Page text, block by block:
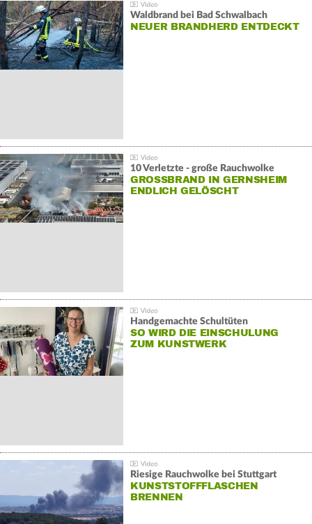
Waldbrand bei Bad Schwalbach
NEUER BRANDHERD ENTDECKT
10 Verletzte - große Rauchwolke
GROSSBRAND IN GERNSHEIM E
NDLICH GELÖSCHT
Handgemachte Schultüten
SO WIRD DIE EINSCHULUNG
ZUM KUNSTWERK
Riesige Rauchwolke bei Stuttgart
KUNSTSTOFFFLASCHEN
BRENNEN